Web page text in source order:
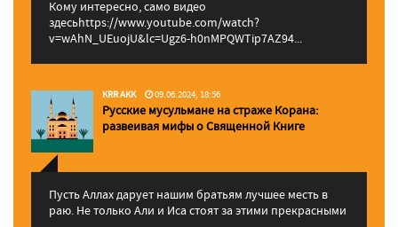
Кому интересно, само видео
здесьhttps://www.youtube.com/watch?
v=wAhN_UEuojU&lc=Ugz6-h0nMPQWTip7AZ94...
KRR AKK 09.06.2024, 18:56
Русские мусульмане на страже Корана:
pазвеивая мифы о Священной Книге
Пусть Аллах дарует нашим братьям лучшее месть в
раю. Не только Али и Иса стоят за этими прекрасными